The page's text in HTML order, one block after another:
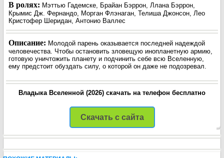
В ролях: Мэттью Гадемске, Брайан Бэррон, Ллана Бэррон,
Крымис Дж. Фернандо, Морган Флэнаган, Телиша Джонсон, Лео
Кристофер Шеридан, Антонио Валлес
Описание: Молодой парень оказывается последней надеждой
человечества. Чтобы остановить зловещую инопланетную армию,
готовую уничтожить планету и подчинить себе всю Вселенную,
ему предстоит обуздать силу, о которой он даже не подозревал.
Владыка Вселенной (2026) скачать на телефон бесплатно
Скачать с сайта